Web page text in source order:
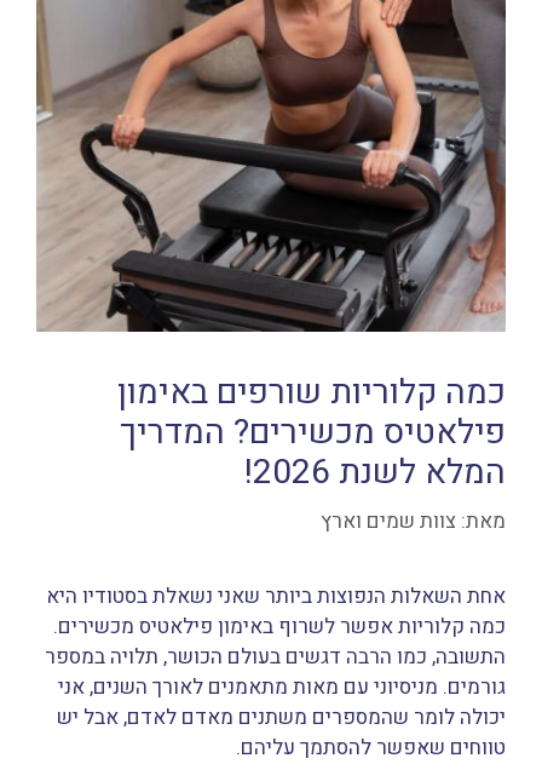
כמה קלוריות שורפים באימון
פילאטיס מכשירים? המדריך
המלא לשנת 2026!
מאת: צוות שמים וארץ
אחת השאלות הנפוצות ביותר שאני נשאלת בסטודיו היא
כמה קלוריות אפשר לשרוף באימון פילאטיס מכשירים.
התשובה, כמו הרבה דגשים בעולם הכושר, תלויה במספר
גורמים. מניסיוני עם מאות מתאמנים לאורך השנים, אני
יכולה לומר שהמספרים משתנים מאדם לאדם, אבל יש
טווחים שאפשר להסתמך עליהם.